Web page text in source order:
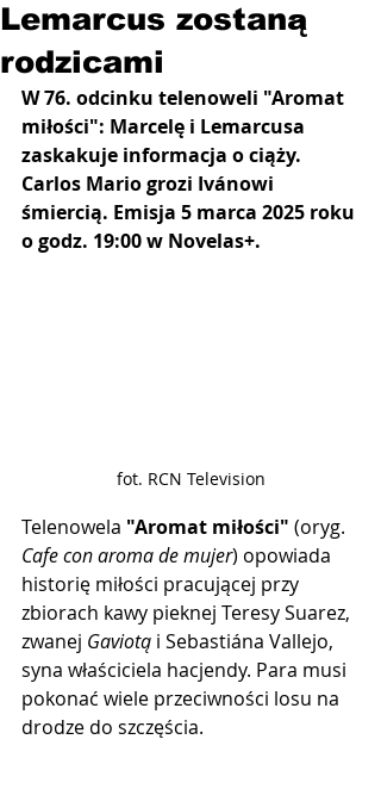
Lemarcus zostaną
rodzicami
W 76. odcinku telenoweli "Aromat
miłości": Marcelę i Lemarcusa
zaskakuje informacja o ciąży.
Carlos Mario grozi Ivánowi
śmiercią. Emisja 5 marca 2025 roku
o godz. 19:00 w Novelas+.
fot. RCN Television
Telenowela "Aromat miłości" (oryg.
Cafe con aroma de mujer) opowiada
historię miłości pracującej przy
zbiorach kawy pieknej Teresy Suarez,
zwanej Gaviotą i Sebastiána Vallejo,
syna właściciela hacjendy. Para musi
pokonać wiele przeciwności losu na
drodze do szczęścia.